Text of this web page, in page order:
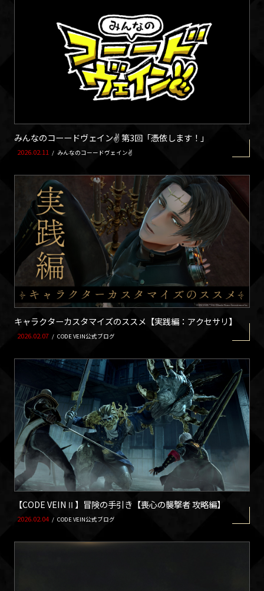
みんなのコーードヴェイン✌ 第3回「憑依します！」
2026.02.11 / みんなのコーードヴェイン✌
キャラクターカスタマイズのススメ【実践編：アクセサリ】
2026.02.07 / CODE VEIN公式ブログ
【CODE VEINⅡ】冒険の手引き【喪心の襲撃者 攻略編】
2026.02.04 / CODE VEIN公式ブログ